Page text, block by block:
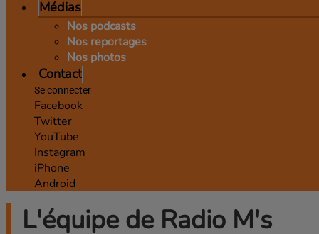
Médias
Nos podcasts
Nos reportages
Nos photos
Contact
Se connecter
Facebook
Twitter
YouTube
Instagram
iPhone
Android
L'équipe de Radio M's